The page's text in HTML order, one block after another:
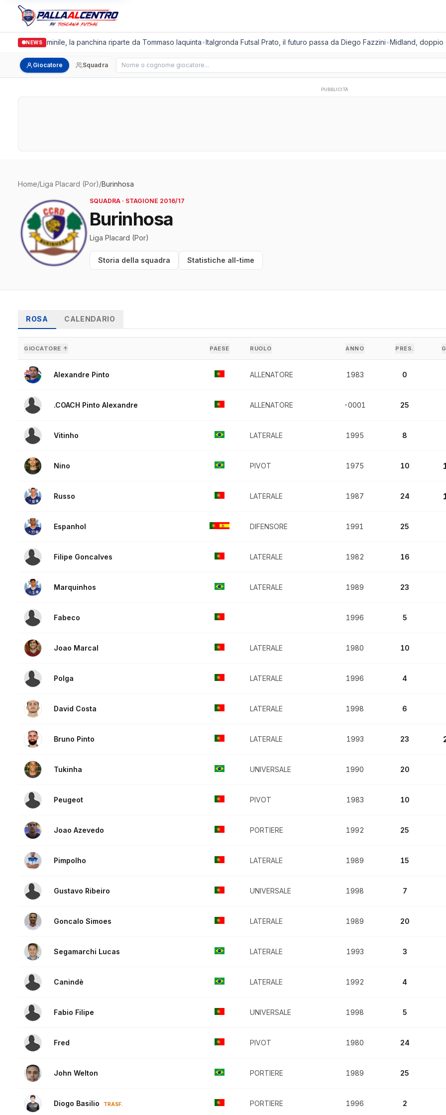
NEWS
Pisa Femminile, la panchina riparte da Tommaso Iaquinta•Italgronda Futsal Prato, il futuro passa da Diego Fazzini•Midland, doppio
Giocatore Squadra Cerca giocatore
PUBBLICITÀ
Home/Liga Placard (Por)/Burinhosa
SQUADRA · STAGIONE 2016/17
Burinhosa
Liga Placard (Por)
Storia della squadra Statistiche all-time
ROSA CALENDARIO
GIOCATORE ↑ PAESE RUOLO ANNO PRES.
Alexandre Pinto ALLENATORE 1983 0
.COACH Pinto Alexandre ALLENATORE -0001 25
Vitinho LATERALE 1995 8
Nino PIVOT 1975 10
Russo LATERALE 1987 24
Espanhol DIFENSORE 1991 25
Filipe Goncalves LATERALE 1982 16
Marquinhos LATERALE 1989 23
Fabeco 1996 5
Joao Marcal LATERALE 1980 10
Polga LATERALE 1996 4
David Costa LATERALE 1998 6
Bruno Pinto LATERALE 1993 23
Tukinha UNIVERSALE 1990 20
Peugeot PIVOT 1983 10
Joao Azevedo PORTIERE 1992 25
Pimpolho LATERALE 1989 15
Gustavo Ribeiro UNIVERSALE 1998 7
Goncalo Simoes LATERALE 1989 20
Segamarchi Lucas LATERALE 1993 3
Canindè LATERALE 1992 4
Fabio Filipe UNIVERSALE 1998 5
Fred PIVOT 1980 24
John Welton PORTIERE 1989 25
Diogo Basilio TRASF. PORTIERE 1996 2